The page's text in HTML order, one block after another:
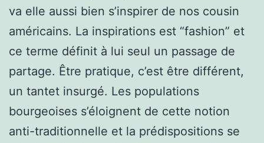
va elle aussi bien s’inspirer de nos cousin
américains. La inspirations est “fashion” et
ce terme définit à lui seul un passage de
partage. Être pratique, c’est être différent,
un tantet insurgé. Les populations
bourgeoises s’éloignent de cette notion
anti-traditionnelle et la prédispositions se